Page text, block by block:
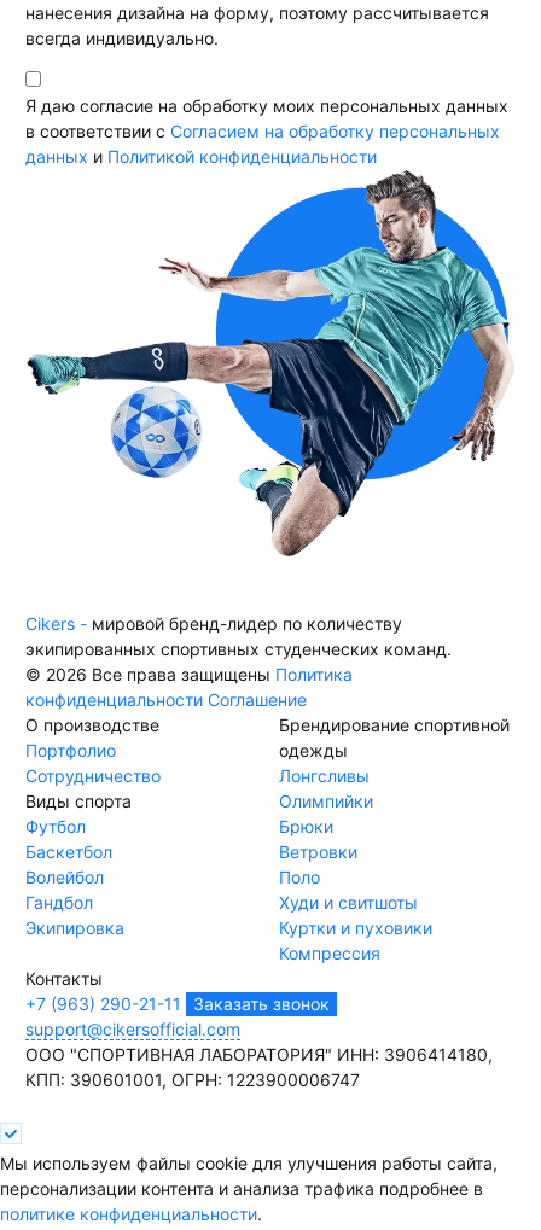
нанесения дизайна на форму, поэтому рассчитывается
всегда индивидуально.
Я даю согласие на обработку моих персональных данных
в соответствии с Согласием на обработку персональных
данных и Политикой конфиденциальности
Cikers - мировой бренд-лидер по количеству
экипированных спортивных студенческих команд.
© 2026 Все права защищены Политика
конфиденциальности Соглашение
О производстве
Портфолио
Сотрудничество
Виды спорта
Футбол
Баскетбол
Волейбол
Гандбол
Экипировка
Брендирование спортивной
одежды
Лонгсливы
Олимпийки
Брюки
Ветровки
Поло
Худи и свитшоты
Куртки и пуховики
Компрессия
Контакты
+7 (963) 290-21-11
Заказать звонок
support@cikersofficial.com
ООО "СПОРТИВНАЯ ЛАБОРАТОРИЯ" ИНН: 3906414180,
КПП: 390601001, ОГРН: 1223900006747
Мы используем файлы cookie для улучшения работы сайта,
персонализации контента и анализа трафика подробнее в
политике конфиденциальности.